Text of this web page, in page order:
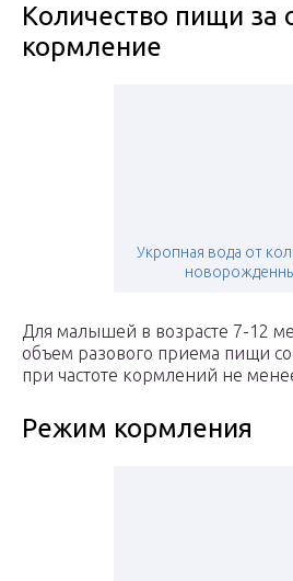
Количество пищи за
кормление
Укропная вода от
Для малышей в возрасте 7-12
объем разового приема пищи
при частоте кормлений не
Режим кормления